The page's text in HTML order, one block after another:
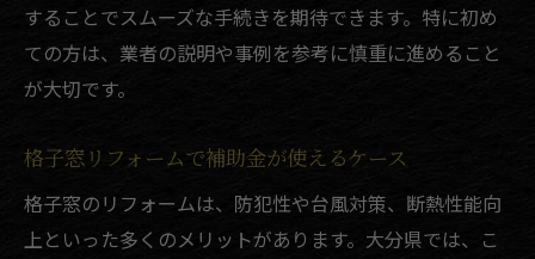
することでスムーズな手続きを期待できます。特に初め
ての方は、業者の説明や事例を参考に慎重に進めること
が大切です。
格子窓リフォームで補助金が使えるケース
格子窓のリフォームは、防犯性や台風対策、断熱性能向
上といった多くのメリットがあります。大分県では、こ